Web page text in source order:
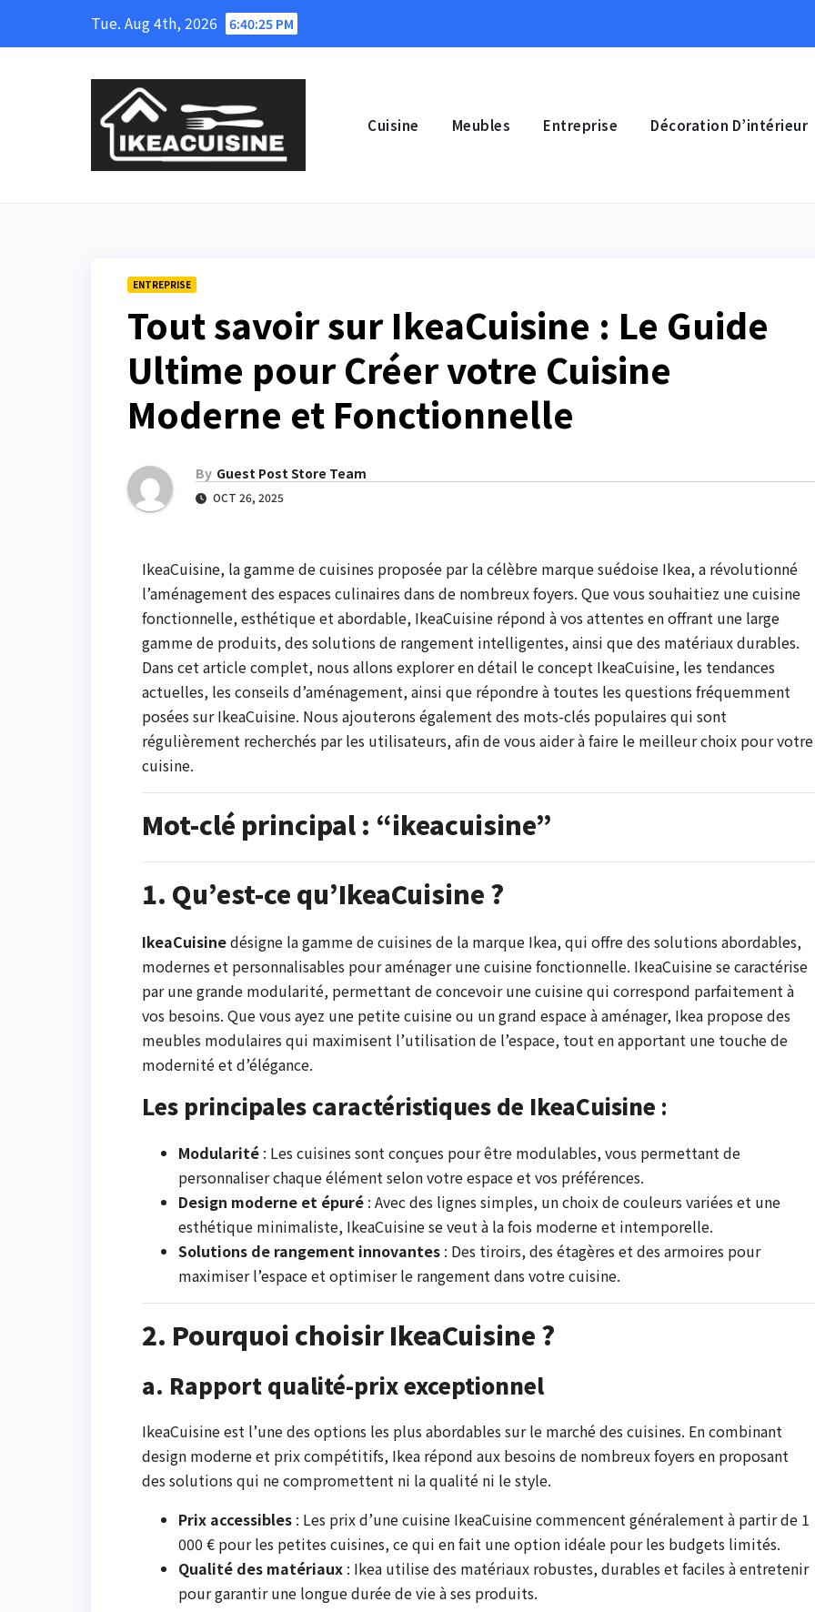
Tue. Aug 4th, 2026 6:40:26 PM
Cuisine Meubles Entreprise Décoration D’intérieur
ENTREPRISE
Tout savoir sur IkeaCuisine : Le Guide
Ultime pour Créer votre Cuisine
Moderne et Fonctionnelle
By Guest Post Store Team
OCT 26, 2025
IkeaCuisine, la gamme de cuisines proposée par la célèbre marque suédoise Ikea, a révolutionné
l’aménagement des espaces culinaires dans de nombreux foyers. Que vous souhaitiez une cuisine
fonctionnelle, esthétique et abordable, IkeaCuisine répond à vos attentes en offrant une large
gamme de produits, des solutions de rangement intelligentes, ainsi que des matériaux durables.
Dans cet article complet, nous allons explorer en détail le concept IkeaCuisine, les tendances
actuelles, les conseils d’aménagement, ainsi que répondre à toutes les questions fréquemment
posées sur IkeaCuisine. Nous ajouterons également des mots-clés populaires qui sont
régulièrement recherchés par les utilisateurs, afin de vous aider à faire le meilleur choix pour votre
cuisine.
Mot-clé principal : “ikeacuisine”
1. Qu’est-ce qu’IkeaCuisine ?
IkeaCuisinedésigne la gamme de cuisines de la marque Ikea, qui offre des solutions abordables,
modernes et personnalisables pour aménager une cuisine fonctionnelle. IkeaCuisine se caractérise
par une grande modularité, permettant de concevoir une cuisine qui correspond parfaitement à
vos besoins. Que vous ayez une petite cuisine ou un grand espace à aménager, Ikea propose des
meubles modulaires qui maximisent l’utilisation de l’espace, tout en apportant une touche de
modernité et d’élégance.
Les principales caractéristiques de IkeaCuisine :
Modularité : Les cuisines sont conçues pour être modulables, vous permettant de
personnaliser chaque élément selon votre espace et vos préférences.
Design moderne et épuré : Avec des lignes simples, un choix de couleurs variées et une
esthétique minimaliste, IkeaCuisine se veut à la fois moderne et intemporelle.
Solutions de rangement innovantes : Des tiroirs, des étagères et des armoires pour
maximiser l’espace et optimiser le rangement dans votre cuisine.
2. Pourquoi choisir IkeaCuisine ?
a. Rapport qualité-prix exceptionnel
IkeaCuisine est l’une des options les plus abordables sur le marché des cuisines. En combinant
design moderne et prix compétitifs, Ikea répond aux besoins de nombreux foyers en proposant
des solutions qui ne compromettent ni la qualité ni le style.
Prix accessibles : Les prix d’une cuisine IkeaCuisine commencent généralement à partir de 1
000 € pour les petites cuisines, ce qui en fait une option idéale pour les budgets limités.
Qualité des matériaux : Ikea utilise des matériaux robustes, durables et faciles à entretenir
pour garantir une longue durée de vie à ses produits.